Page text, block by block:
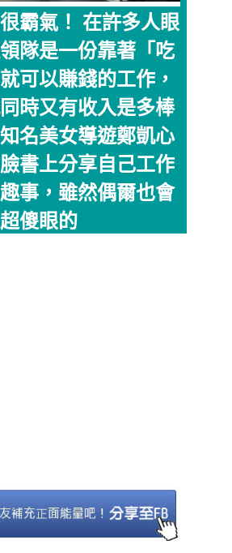
霸氣！ 在許多人眼
隊是一份靠著「吃
可以賺錢的工作，
時又有收入是多棒
名美女導遊鄭凱心
書上分享自己工作
事，雖然偶爾也會
傻眼的